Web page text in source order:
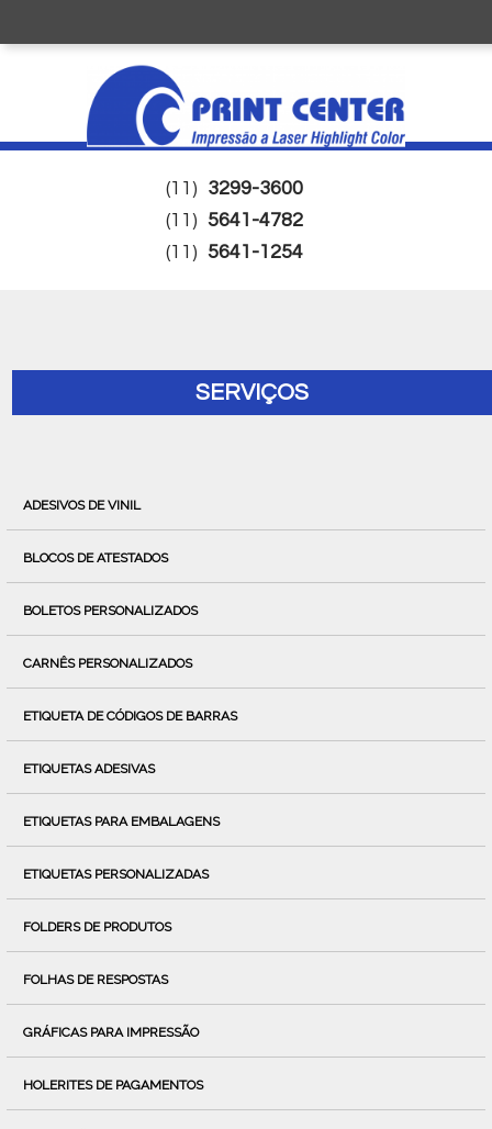
(11) 3299-3600
(11) 5641-4782
(11) 5641-1254
SERVIÇOS
ADESIVOS DE VINIL
BLOCOS DE ATESTADOS
BOLETOS PERSONALIZADOS
CARNÊS PERSONALIZADOS
ETIQUETA DE CÓDIGOS DE BARRAS
ETIQUETAS ADESIVAS
ETIQUETAS PARA EMBALAGENS
ETIQUETAS PERSONALIZADAS
FOLDERS DE PRODUTOS
FOLHAS DE RESPOSTAS
GRÁFICAS PARA IMPRESSÃO
HOLERITES DE PAGAMENTOS